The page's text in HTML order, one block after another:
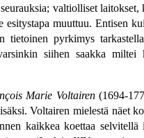
valtiolliset laitokset,
muuttuu. Entisen
pyrkimys
siihen saakka miltei
Marie Voltairen(1694-
Voltairen mielestä näet
kaikkea koettaa selvitellä